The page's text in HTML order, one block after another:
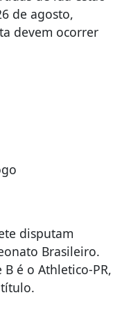
de agosto,
devem ocorrer
disputam
Brasileiro.
é o Athletico-PR,